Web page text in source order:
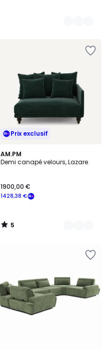
Prix exclusif
AM.PM
Demi canapé velours, Lazare
1428,38 €
1900,00 €
5
/
16
Couleurs
5
/